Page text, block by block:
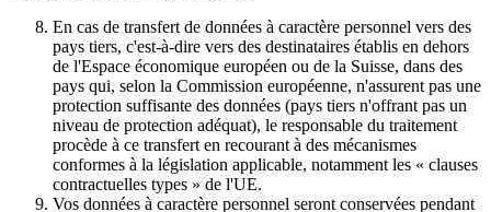
En cas de transfert de données à caractère personnel vers des
pays tiers, c'est-à-dire vers des destinataires établis en dehors
de l'Espace économique européen ou de la Suisse, dans des
pays qui, selon la Commission européenne, n'assurent pas une
protection suffisante des données (pays tiers n'offrant pas un
niveau de protection adéquat), le responsable du traitement
procède à ce transfert en recourant à des mécanismes
conformes à la législation applicable, notamment les « clauses
contractuelles types » de l'UE.
Vos données à caractère personnel seront conservées pendant